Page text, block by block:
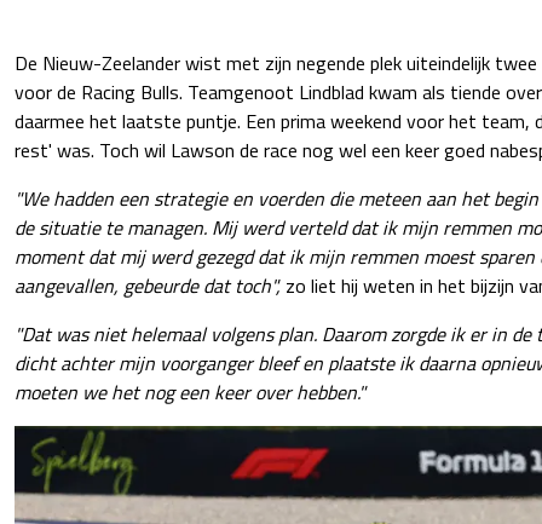
De Nieuw-Zeelander wist met zijn negende plek uiteindelijk
voor de Racing Bulls. Teamgenoot Lindblad kwam als tiende
daarmee het laatste puntje. Een prima weekend voor het
rest' was. Toch wil Lawson de race nog wel een keer goed
"We hadden een strategie en voerden die meteen aan het
de situatie te managen. Mij werd verteld dat ik mijn remmen
moment dat mij werd gezegd dat ik mijn remmen moest
aangevallen, gebeurde dat toch", zo liet hij weten in het bijzijn
"Dat was niet helemaal volgens plan. Daarom zorgde ik er in
dicht achter mijn voorganger bleef en plaatste ik daarna
moeten we het nog een keer over hebben."